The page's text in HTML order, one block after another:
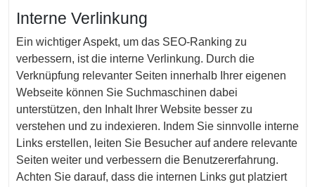
Interne Verlinkung
Ein wichtiger Aspekt, um das SEO-Ranking zu
verbessern, ist die interne Verlinkung. Durch die
Verknüpfung relevanter Seiten innerhalb Ihrer eigenen
Webseite können Sie Suchmaschinen dabei
unterstützen, den Inhalt Ihrer Website besser zu
verstehen und zu indexieren. Indem Sie sinnvolle interne
Links erstellen, leiten Sie Besucher auf andere relevante
Seiten weiter und verbessern die Benutzererfahrung.
Achten Sie darauf, dass die internen Links gut platziert